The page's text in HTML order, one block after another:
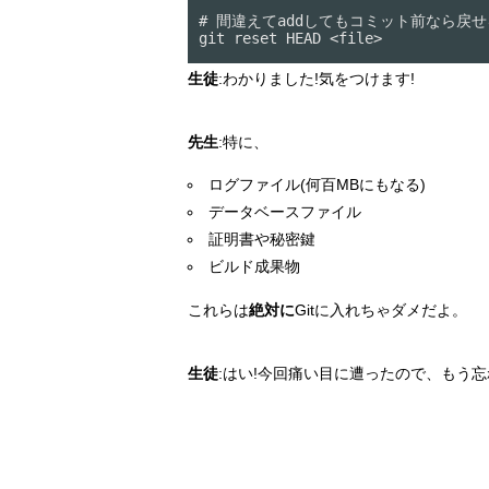
# 間違えてaddしてもコミット前なら戻せ
git reset HEAD <file>
生徒:わかりました!気をつけます!
先生:特に、
ログファイル(何百MBにもなる)
データベースファイル
証明書や秘密鍵
ビルド成果物
これらは絶対にGitに入れちゃダメだよ。
生徒:はい!今回痛い目に遭ったので、もう